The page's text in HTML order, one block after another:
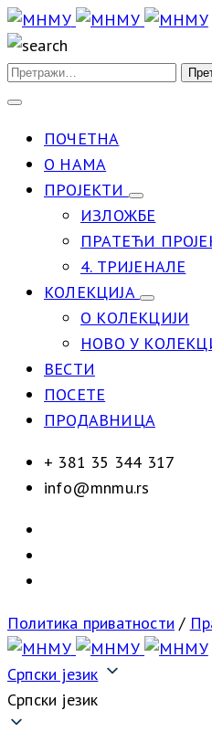
ПОЧЕТНА
О НАМА
ПРОЈЕКТИ
ИЗЛОЖБЕ
ПРАТЕЋИ
4. ТРИЈЕНАЛЕ
КОЛЕКЦИЈА
О КОЛЕКЦИЈИ
НОВО У
ВЕСТИ
ПОСЕТЕ
ПРОДАВНИЦА
+ 381 35 344 317
info@mnmu.rs
Политика приватности /
Српски језик
Српски језик